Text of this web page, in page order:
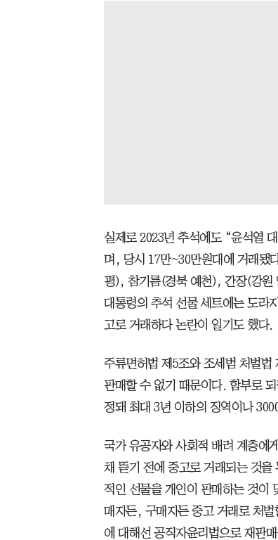
실제로 2023년 추석에도 “윤석열
며, 당시 17만~30만원대에 거래됐
평), 참기름(경북 예천), 간장(강원
대통령의 추석 선물 세트에는 도라
고로 거래하다 논란이 일기도 했다.
주류면허법 제5조와 조세범 처벌법
판매할 수 없기 때문이다. 함부로
정돼 최대 3년 이하의 징역이나
국가 유공자와 사회적 배려 계층에
채 뜯기 전에 중고로 거래되는 것
적인 선물을 개인이 판매하는 것이
매자든, 구매자든 중고 거래로 처
에 대해선 공직자윤리법으로 재판